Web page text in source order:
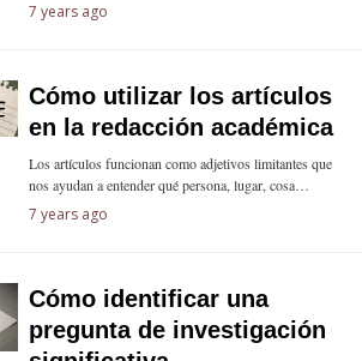
7 years ago
Cómo utilizar los artículos
en la redacción académica
Los artículos funcionan como adjetivos limitantes que
nos ayudan a entender qué persona, lugar, cosa…
7 years ago
Cómo identificar una
pregunta de investigación